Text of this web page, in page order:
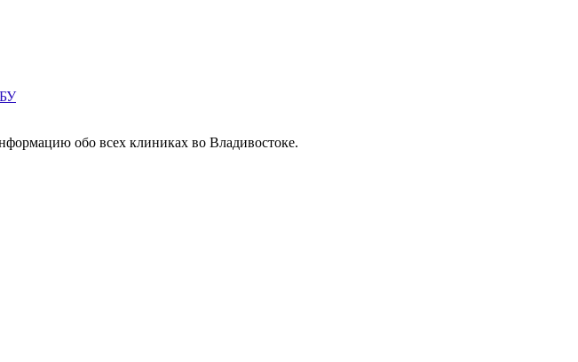
обо всех клиниках во Владивостоке.